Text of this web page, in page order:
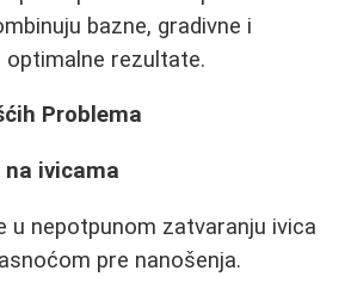
bazne, gradivne i
optimalne rezultate.
Problema
na ivicama
u nepotpunom zatvaranju ivica
pre nanošenja.